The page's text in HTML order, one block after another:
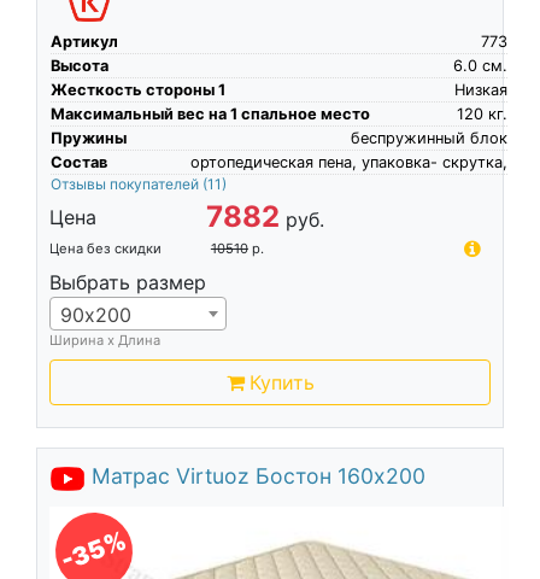
Артикул
773
Высота
см.
6.0
Жесткость стороны 1
Низкая
Максимальный вес на 1 спальное место
кг.
120
Пружины
беспружинный блок
Состав
ортопедическая пена, упаковка- скрутка,
Отзывы покупателей (11)
Цена 7882 руб.
Цена без скидки 10510 р.
Выбрать размер
90х200
Ширина х Длина
Купить
Матрас Virtuoz Бостон 160х200
-35%